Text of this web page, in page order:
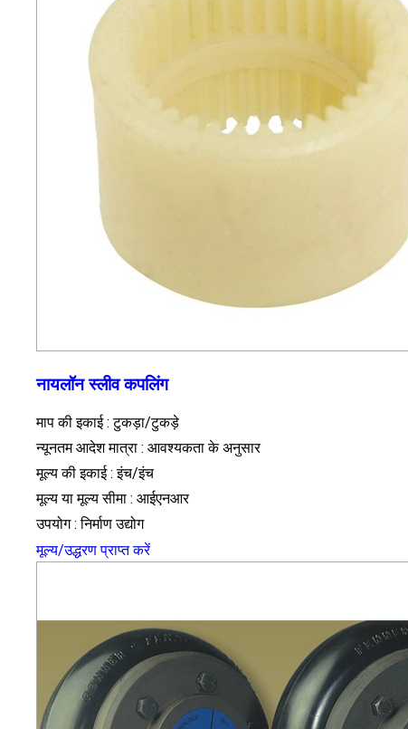
नायलॉन स्लीव कपलिंग
माप की इकाई : टुकड़ा/टुकड़े
न्यूनतम आदेश मात्रा : आवश्यकता के अनुसार
मूल्य की इकाई : इंच/इंच
मूल्य या मूल्य सीमा : आईएनआर
उपयोग : निर्माण उद्योग
मूल्य/उद्धरण प्राप्त करें